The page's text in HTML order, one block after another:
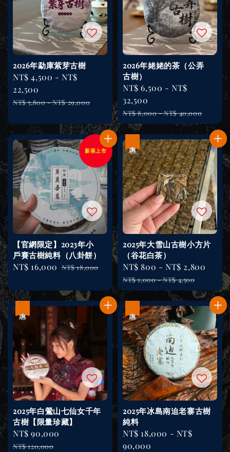
2026年勐庫紫芽古樹
Sale
price
NT$ 4,500 -NT$
22,500
Regular
NT$ 5,800-NT$ 29,000
2026年姥姥的茶（公弄
古樹）
Sale
price
NT$ 6,500 -NT$
32,500
Regular
price
NT$ 8,000-NT$ 40,000
新茶上市
【官網限定】2023年小
戶賽古樹純料（八卦餅）
Sale
NT$ 16,000 Regular
NT$ 18,000
2025年大雪山古樹小方片
（谷花白茶）
Sale
price
NT$ 800 -NT$ 2,800
price
NT$ 1,000-NT$ 4,500
2025年白鶯山七仙女千年
古樹【限量珍藏】
Sale
price
NT$ 90,000
NT$ 120,000
2025年冰島南迫老寨古樹
純料
Sale
price
NT$ 18,000 - NT$
90,000